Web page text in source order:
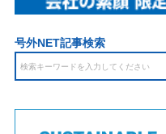
号外NET記事検索